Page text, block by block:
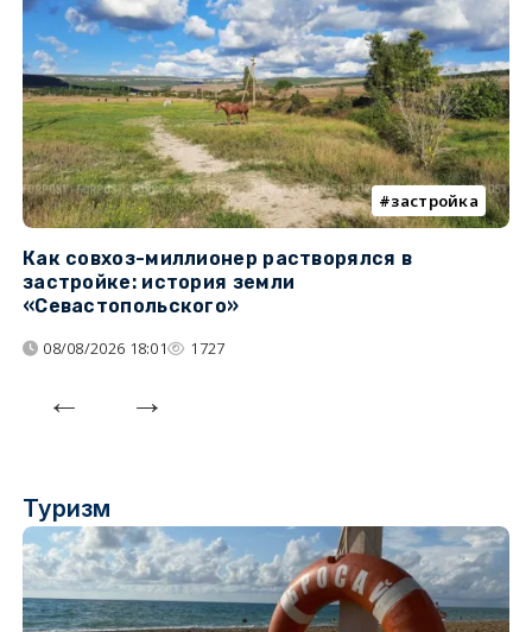
застройка
Как совхоз-миллионер растворялся в
застройке: история земли
«Севастопольского»
08/08/2026 18:01 1727
Туризм